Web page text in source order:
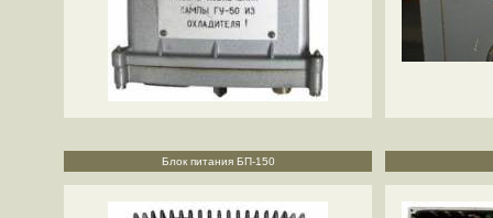
Блок питания БП-150